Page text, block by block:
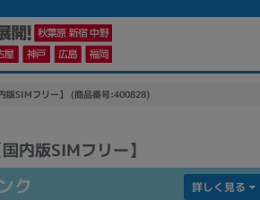
版SIMフリー】 (商品番号:400828)
内版SIMフリー】
ク 詳しく見る